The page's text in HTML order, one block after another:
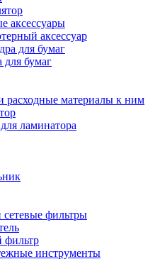
аксессуары
аксессуар
для бумаг
для бумаг
расходные материалы к ним
ламинатора
фильтры
фильтр
инструменты